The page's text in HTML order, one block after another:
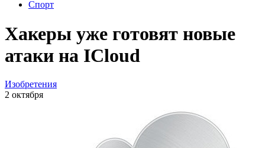
Спорт
Хакеры уже готовят новые
атаки на ICloud
Изобретения
2 октября